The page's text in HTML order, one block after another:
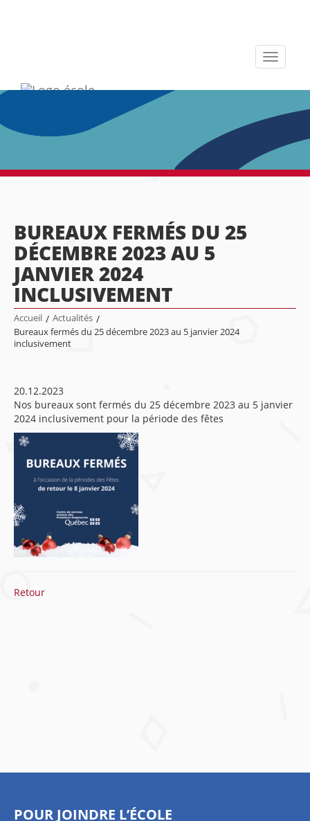
Toggle
BUREAUX FERMÉS DU 25
DÉCEMBRE 2023 AU 5
JANVIER 2024
INCLUSIVEMENT
Accueil / Actualités /
Bureaux fermés du 25 décembre 2023 au 5 janvier 2024
inclusivement
20.12.2023
Nos bureaux sont fermés du 25 décembre 2023 au 5 janvier
2024 inclusivement pour la période des fêtes
Retour
POUR JOINDRE L’ÉCOLE